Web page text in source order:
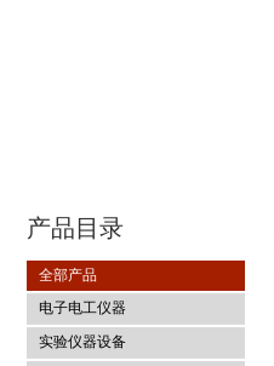
产品目录
全部产品
电子电工仪器
实验仪器设备